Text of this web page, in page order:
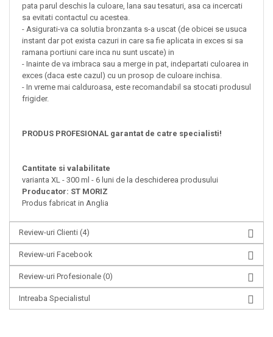
pata parul deschis la culoare, lana sau tesaturi, asa ca incercati
sa evitati contactul cu acestea.
- Asigurati-va ca solutia bronzanta s-a uscat (de obicei se usuca
instant dar pot exista cazuri in care sa fie aplicata in exces si sa
ramana portiuni care inca nu sunt uscate) in
- Inainte de va imbraca sau a merge in pat, indepartati culoarea in
exces (daca este cazul) cu un prosop de culoare inchisa.
- In vreme mai calduroasa, este recomandabil sa stocati produsul
frigider.
PRODUS PROFESIONAL garantat de catre specialisti!
Cantitate si valabilitate
varianta XL - 300 ml - 6 luni de la deschiderea produsului
Producator: ST MORIZ
Produs fabricat in Anglia
Review-uri Clienti (4)
Review-uri Facebook
Review-uri Profesionale (0)
Intreaba Specialistul